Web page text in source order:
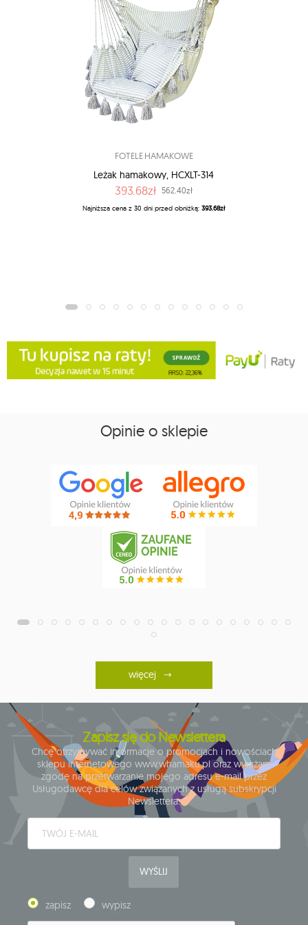
FOTELE HAMAKOWE
Leżak hamakowy, HCXLT-314
393.68zł 562.40zł
Najniższa cena z 30 dni przed obniżką: 393.68zł
Opinie o sklepie
więcej
Zapisz się do Newslettera
Chcę otrzymywać informacje o promocjach i nowościach
sklepu internetowego www.whamaku.pl oraz wyrażam
zgodę na przetwarzanie mojego adresu e-mail przez
Usługodawcę dla celów związanych z usługą subskrypcji
Newslettera.
WYŚLIJ
zapisz wypisz